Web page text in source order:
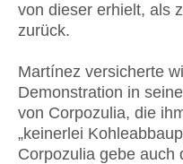
von dieser erhielt, als
zurück.
Martínez versicherte
Demonstration in
von Corpozulia, die
„keinerlei
Corpozulia gebe auch